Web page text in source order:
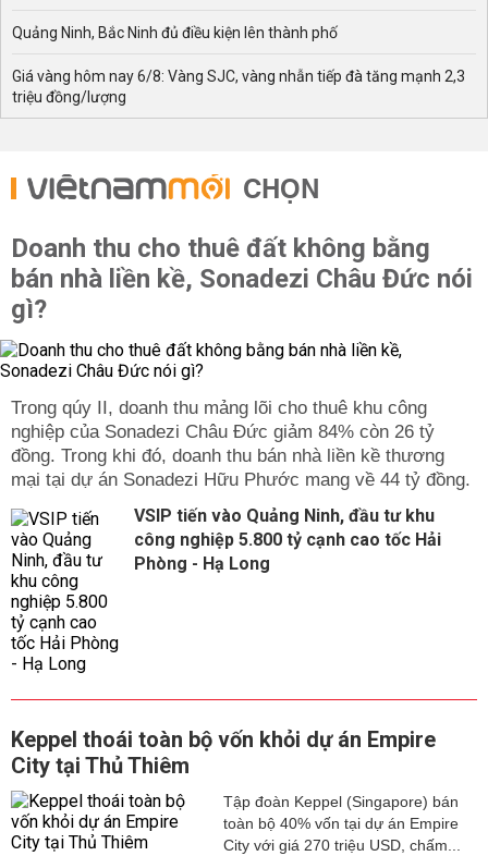
Quảng Ninh, Bắc Ninh đủ điều kiện lên thành phố
Giá vàng hôm nay 6/8: Vàng SJC, vàng nhẫn tiếp đà tăng mạnh 2,3
triệu đồng/lượng
CHỌN
Doanh thu cho thuê đất không bằng
bán nhà liền kề, Sonadezi Châu Đức nói
gì?
Trong qúy II, doanh thu mảng lõi cho thuê khu công
nghiệp của Sonadezi Châu Đức giảm 84% còn 26 tỷ
đồng. Trong khi đó, doanh thu bán nhà liền kề thương
mại tại dự án Sonadezi Hữu Phước mang về 44 tỷ đồng.
VSIP tiến vào Quảng Ninh, đầu tư khu
công nghiệp 5.800 tỷ cạnh cao tốc Hải
Phòng - Hạ Long
Keppel thoái toàn bộ vốn khỏi dự án Empire
City tại Thủ Thiêm
Tập đoàn Keppel (Singapore) bán
toàn bộ 40% vốn tại dự án Empire
City với giá 270 triệu USD, chấm...